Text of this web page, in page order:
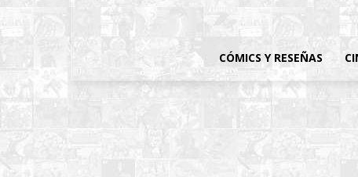
CÓMICS Y RESEÑAS